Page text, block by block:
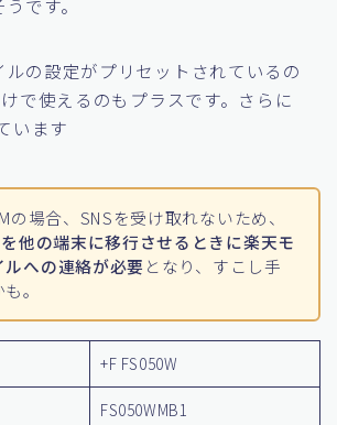
です。
ルの設定がプリセットされているの
で使えるのもプラスです。さらに
います
の場合、SNSを受け取れないため、
他の端末に移行させるときに楽天モ
ルへの連絡が必要 となり、すこし手
。
+F FS050W
FS050WMB1